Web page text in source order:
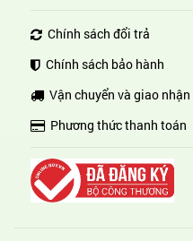
Chính sách đổi trả
Chính sách bảo hành
Vận chuyển và giao nhận
Phương thức thanh toán